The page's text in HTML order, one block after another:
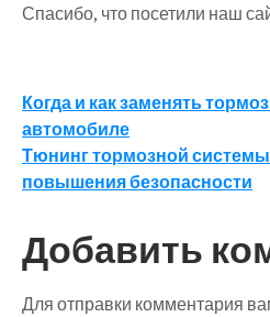
Спасибо, что посетили наш
Навигация
по
записям
Когда и как заменять
автомобиле
Тюнинг тормозной
повышения безопасности
Добавить
Для отправки комментария